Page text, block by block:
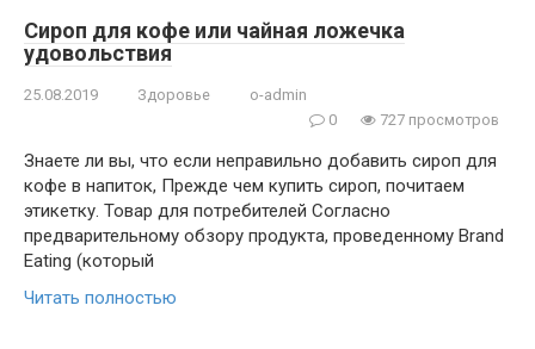
Сироп для кофе или чайная ложечка
удовольствия
25.08.2019 Здоровье
o-admin
0
727 просмотров
Знаете ли вы, что если неправильно добавить сироп для
кофе в напиток, Прежде чем купить сироп, почитаем
этикетку. Товар для потребителей Согласно
предварительному обзору продукта, проведенному Brand
Eating (который
Читать полностью